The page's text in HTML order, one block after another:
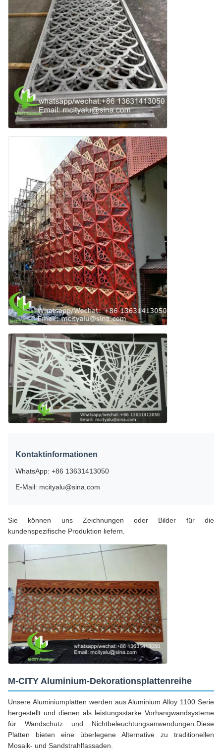
Kontaktinformationen
WhatsApp: +86 13631413050
E-Mail: mcityalu@sina.com
Sie können uns Zeichnungen oder Bilder für die
kundenspezifische Produktion liefern.
M-CITY Aluminium-Dekorationsplattenreihe
Unsere Aluminiumplatten werden aus Aluminium Alloy 1100 Serie
hergestellt und dienen als leistungsstarke Vorhangwandsysteme
für Wandschutz und Nichtbeleuchtungsanwendungen.Diese
Platten bieten eine überlegene Alternative zu traditionellen
Mosaik- und Sandstrahlfassaden.